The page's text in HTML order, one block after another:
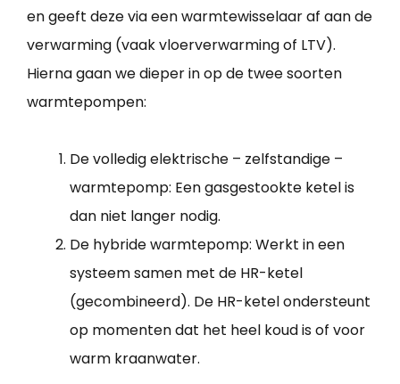
en geeft deze via een warmtewisselaar af aan de
verwarming (vaak vloerverwarming of LTV).
Hierna gaan we dieper in op de twee soorten
warmtepompen:
De volledig elektrische – zelfstandige –
warmtepomp: Een gasgestookte ketel is
dan niet langer nodig.
De hybride warmtepomp: Werkt in een
systeem samen met de HR-ketel
(gecombineerd). De HR-ketel ondersteunt
op momenten dat het heel koud is of voor
warm kraanwater.